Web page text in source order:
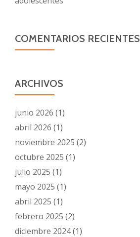
COMENTARIOS RECIENTES
ARCHIVOS
junio 2026 (1)
abril 2026 (1)
noviembre 2025 (2)
octubre 2025 (1)
julio 2025 (1)
mayo 2025 (1)
abril 2025 (1)
febrero 2025 (2)
diciembre 2024(1)